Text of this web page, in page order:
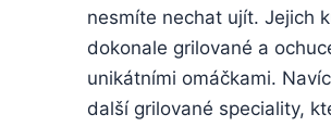
⁤nesmíte nechat ujít. ‌Jejich
dokonale ‌grilované a
unikátními omáčkami.
další grilované⁣ speciality,